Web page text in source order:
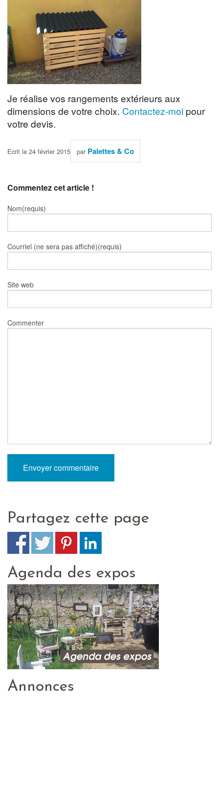
Je réalise vos rangements extérieurs aux
dimensions de votre choix. Contactez-moi pour
votre devis.
Ecrit le 24 février 2015 par Palettes & Co
Commentez cet article !
Nom(requis)
Courriel (ne sera pas affiché)(requis)
Site web
Commenter
Partagez cette page
Agenda des expos
Annonces